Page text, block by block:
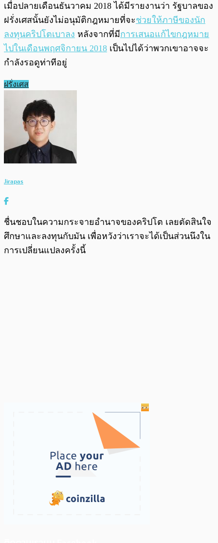
เมื่อปลายเดือนธันวาคม 2018 ได้มีรายงานว่า รัฐบาลของ
ฝรั่งเศสนั้นยังไม่อนุมัติกฎหมายที่จะช่วยให้ภาษีของนัก
ลงทุนคริปโตเบาลง หลังจากที่มีการเสนอแก้ไขกฎหมาย
ไปในเดือนพฤศจิกายน 2018 เป็นไปได้ว่าพวกเขาอาจจะ
กำลังรอดูท่าทีอยู่
ฝรั่งเศส
Jirapas
ชื่นชอบในความกระจายอำนาจของคริปโต เลยตัดสินใจ
ศึกษาและลงทุนกับมัน เพื่อหวังว่าเราจะได้เป็นส่วนนึงใน
การเปลี่ยนแปลงครั้งนี้